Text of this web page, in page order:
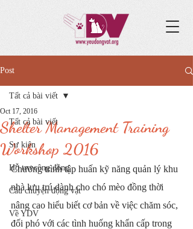
Post
Tất cả bài viết
Sự kiện
Hỗ trợ cộng đồng
Câu chuyện động vật
Về YDV
Tất cả bài viết
Shelter Management Training
Workshop 2016
Oct 17, 2016
Chương trình tập huấn kỹ năng quản lý khu
nhà lưu trú dành cho chó mèo đồng thời
nâng cao hiểu biết cơ bản về việc chăm sóc,
đối phó với các tình huống khẩn cấp trong